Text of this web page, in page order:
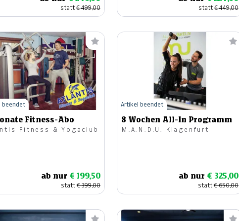
statt€ 499,00 statt€ 449,00
Fitness-Abo
Fitness & Yogaclub
ab nur € 199,50
statt€ 399,00
beendet
8 Wochen All-In Programm
M.A.N.D.U. Klagenfurt
ab nur € 325,00
statt€ 650,00
Artikel beendet